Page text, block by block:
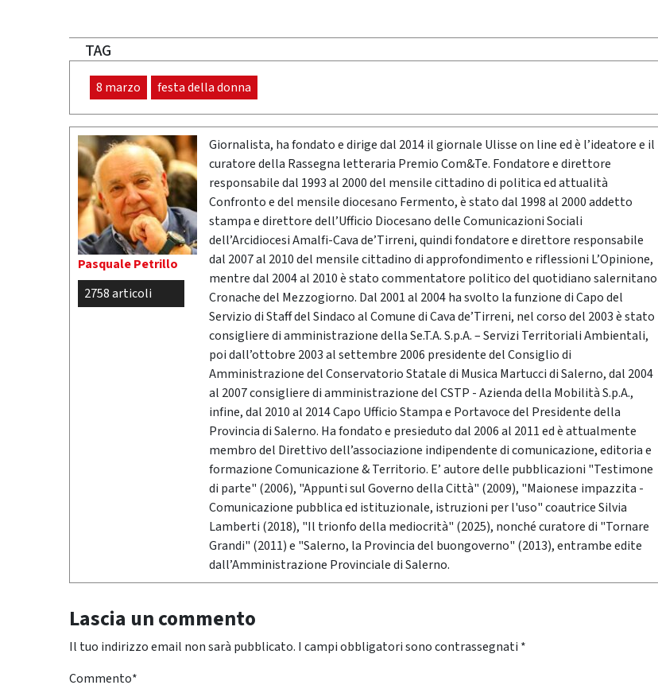
TAG
8 marzo festa della donna
Pasquale Petrillo
2758 articoli
Giornalista, ha fondato e dirige dal 2014 il giornale Ulisse on line ed è l’ideatore e il
curatore della Rassegna letteraria Premio Com&Te. Fondatore e direttore
responsabile dal 1993 al 2000 del mensile cittadino di politica ed attualità
Confronto e del mensile diocesano Fermento, è stato dal 1998 al 2000 addetto
stampa e direttore dell’Ufficio Diocesano delle Comunicazioni Sociali
dell’Arcidiocesi Amalfi-Cava de’Tirreni, quindi fondatore e direttore responsabile
dal 2007 al 2010 del mensile cittadino di approfondimento e riflessioni L’Opinione,
mentre dal 2004 al 2010 è stato commentatore politico del quotidiano salernitano
Cronache del Mezzogiorno. Dal 2001 al 2004 ha svolto la funzione di Capo del
Servizio di Staff del Sindaco al Comune di Cava de’Tirreni, nel corso del 2003 è stato
consigliere di amministrazione della Se.T.A. S.p.A. – Servizi Territoriali Ambientali,
poi dall’ottobre 2003 al settembre 2006 presidente del Consiglio di
Amministrazione del Conservatorio Statale di Musica Martucci di Salerno, dal 2004
al 2007 consigliere di amministrazione del CSTP - Azienda della Mobilità S.p.A.,
infine, dal 2010 al 2014 Capo Ufficio Stampa e Portavoce del Presidente della
Provincia di Salerno. Ha fondato e presieduto dal 2006 al 2011 ed è attualmente
membro del Direttivo dell’associazione indipendente di comunicazione, editoria e
formazione Comunicazione & Territorio. E’ autore delle pubblicazioni "Testimone
di parte" (2006), "Appunti sul Governo della Città" (2009), "Maionese impazzita -
Comunicazione pubblica ed istituzionale, istruzioni per l'uso" coautrice Silvia
Lamberti (2018), "Il trionfo della mediocrità" (2025), nonché curatore di "Tornare
Grandi" (2011) e "Salerno, la Provincia del buongoverno" (2013), entrambe edite
dall’Amministrazione Provinciale di Salerno.
Lascia un commento
Il tuo indirizzo email non sarà pubblicato. I campi obbligatori sono contrassegnati *
Commento*